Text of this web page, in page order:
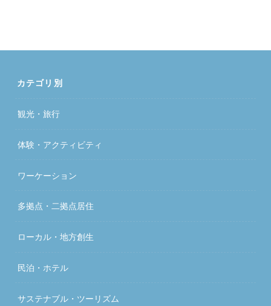
カテゴリ別
観光・旅行
体験・アクティビティ
ワーケーション
多拠点・二拠点居住
ローカル・地方創生
民泊・ホテル
サステナブル・ツーリズム